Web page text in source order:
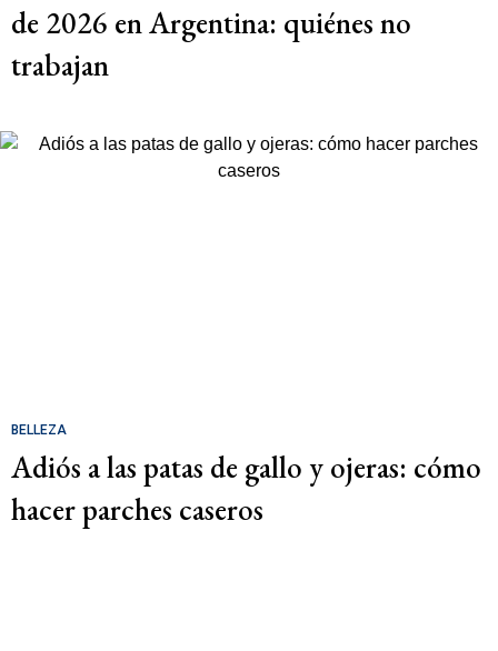
de 2026 en Argentina: quiénes no
trabajan
BELLEZA
Adiós a las patas de gallo y ojeras: cómo
hacer parches caseros